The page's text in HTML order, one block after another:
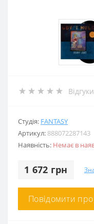
Студія: FANTASY
Артикул: 888072287143
Наявність: Немає в
1 672 грн
Повідомити про